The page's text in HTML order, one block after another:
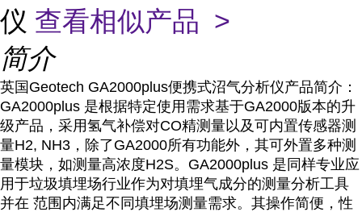
仪 查看相似产品 >
简介
英国Geotech GA2000plus便携式沼气分析仪产品简介：
GA2000plus 是根据特定使用需求基于GA2000版本的升
级产品，采用氢气补偿对CO精测量以及可内置传感器测
量H2, NH3，除了GA2000所有功能外，其可外置多种测
量模块，如测量高浓度H2S。GA2000plus 是同样专业应
用于垃圾填埋场行业作为对填埋气成分的测量分析工具
并在 范围内满足不同填埋场测量需求。其操作简便，性